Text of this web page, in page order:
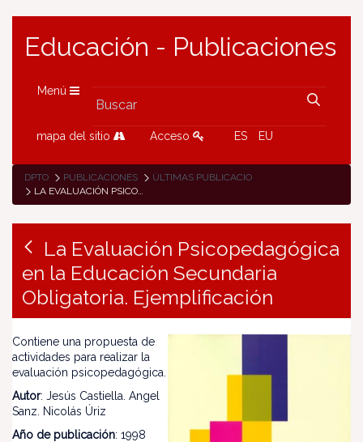
Educación - Publicaciones
Menú
mapa del sitio Acceso ES EU
DPTO PUBLICACIONES
ÚLTIMAS PUBLICACIONES
LA EVALUACIÓN PSICOPEDAGÓGICA EN LA EDUCACIÓN SECUNDARIA OBLIGATORIA. EJEMPLIFICACIÓN
La Evaluación Psicopedagógica
en la Educación Secundaria
Obligatoria. Ejemplificación
Contiene una propuesta de
actividades para realizar la
evaluación psicopedagógica.
Autor: Jesús Castiella. Angel
Sanz. Nicolás Úriz
Año de publicación: 1998